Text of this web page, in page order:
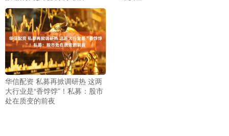
华信配资 私募再掀调研热 这两
大行业是“香饽饽”！私募：股市
处在质变的前夜